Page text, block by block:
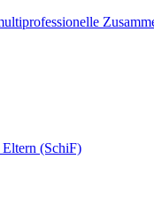
(SchiF)